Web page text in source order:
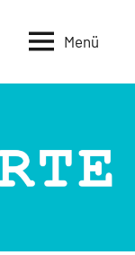
Menü